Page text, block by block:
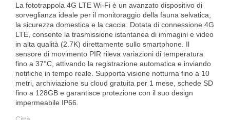
La fototrappola 4G LTE Wi-Fi è un avanzato dispositivo di
sorveglianza ideale per il monitoraggio della fauna selvatica,
la sicurezza domestica e la caccia. Dotata di connessione 4G
LTE, consente la trasmissione istantanea di immagini e video
in alta qualità (2.7K) direttamente sullo smartphone. Il
sensore di movimento PIR rileva variazioni di temperatura
fino a 37°C, attivando la registrazione automatica e inviando
notifiche in tempo reale. Supporta visione notturna fino a 10
metri, archiviazione su cloud gratuita per 1 mese, schede SD
fino a 128GB e garantisce protezione con il suo design
impermeabile IP66.